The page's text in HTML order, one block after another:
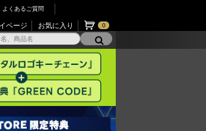
よくあるご質問
ページ お気に入り 0